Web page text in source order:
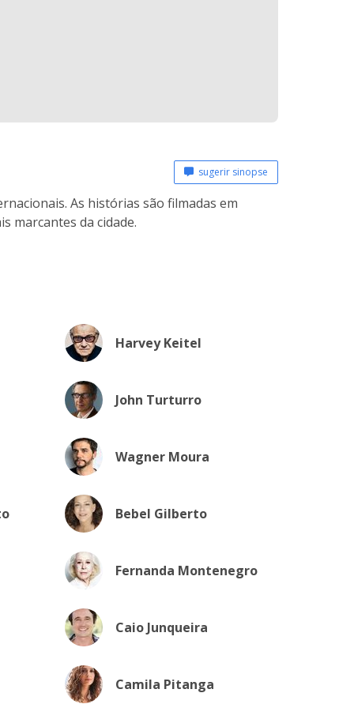
sugerir sinopse
As histórias são filmadas em
marcantes da cidade.
Harvey Keitel
John Turturro
Wagner Moura
Bebel Gilberto
Fernanda Montenegro
Caio Junqueira
Camila Pitanga